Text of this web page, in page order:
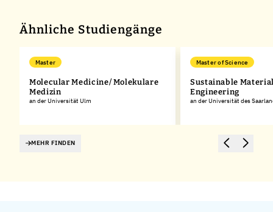
Ähnliche Studiengänge
Master
Molecular Medicine/ Molekulare
Medizin
an der Universität Ulm
Master of Science
Sustainable
Engineering
an der Universität des
MEHR FINDEN